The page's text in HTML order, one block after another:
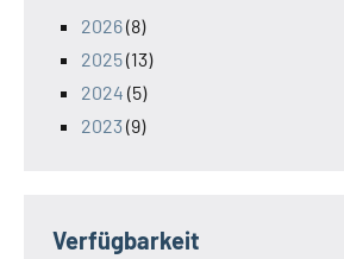
2026(8)
2025(13)
2024 (5)
2023(9)
Verfügbarkeit